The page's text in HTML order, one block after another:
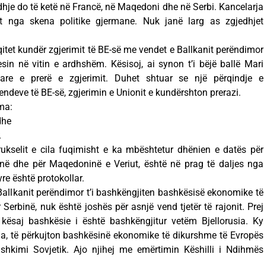
do të ketë në Francë, në Maqedoni dhe në Serbi. Kancelarja
nga skena politike gjermane. Nuk janë larg as zgjedhjet
kundër zgjerimit të BE-së me vendet e Ballkanit perëndimor
në vitin e ardhshëm. Kësisoj, ai synon t’i bëjë ballë Mari
e prerë e zgjerimit. Duhet shtuar se një përqindje e
të BE-së, zgjerimin e Unionit e kundërshton prerazi.
e cila fuqimisht e ka mbështetur dhënien e datës për
dhe për Maqedoninë e Veriut, është në prag të daljes nga
është protokollar.
perëndimor t’i bashkëngjiten bashkësisë ekonomike të
nuk është joshës për asnjë vend tjetër të rajonit. Prej
bashkësie i është bashkëngjitur vetëm Bjellorusia. Ky
të përkujton bashkësinë ekonomike të dikurshme të Evropës
Sovjetik. Ajo njihej me emërtimin Këshilli i Ndihmës